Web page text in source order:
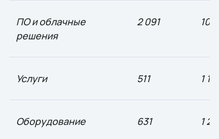
ПО и облачные
решения
2 091 100
Услуги 511 1
Оборудование 631 1